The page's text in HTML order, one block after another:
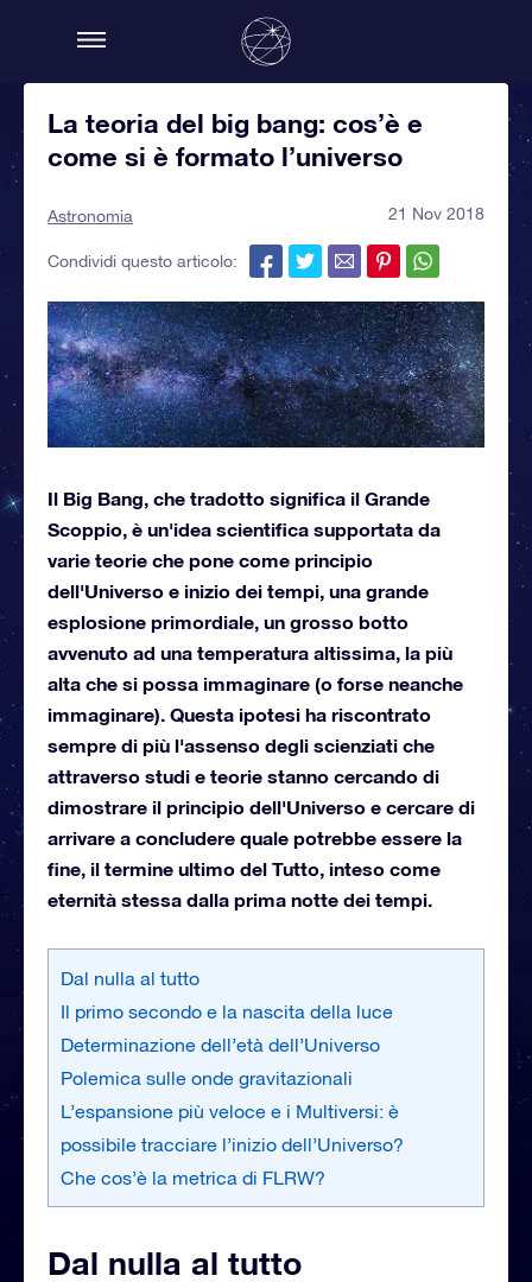
La teoria del big bang: cos’è e
come si è formato l’universo
Astronomia 21 Nov 2018
Condividi questo articolo:
Il Big Bang, che tradotto significa il Grande
Scoppio, è un'idea scientifica supportata da
varie teorie che pone come principio
dell'Universo e inizio dei tempi, una grande
esplosione primordiale, un grosso botto
avvenuto ad una temperatura altissima, la più
alta che si possa immaginare (o forse neanche
immaginare). Questa ipotesi ha riscontrato
sempre di più l'assenso degli scienziati che
attraverso studi e teorie stanno cercando di
dimostrare il principio dell'Universo e cercare di
arrivare a concludere quale potrebbe essere la
fine, il termine ultimo del Tutto, inteso come
eternità stessa dalla prima notte dei tempi.
Dal nulla al tutto
Il primo secondo e la nascita della luce
Determinazione dell’età dell’Universo
Polemica sulle onde gravitazionali
L’espansione più veloce e i Multiversi: è
possibile tracciare l’inizio dell’Universo?
Che cos’è la metrica di FLRW?
Dal nulla al tutto